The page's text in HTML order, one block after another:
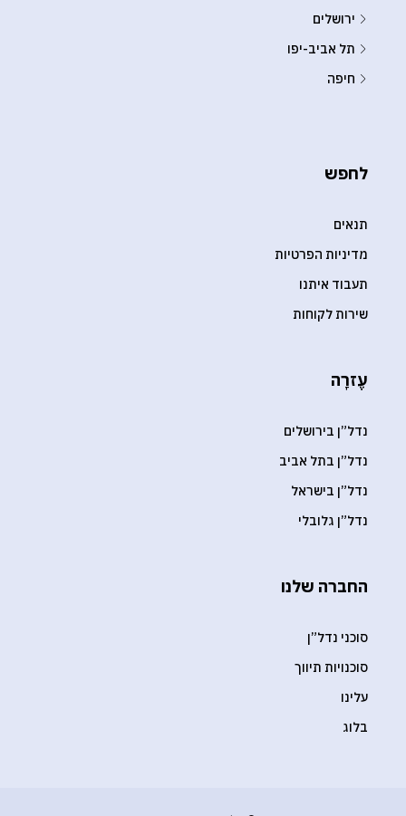
ירושלים
תל אביב-יפו
חיפה
לחפש
תנאים
מדיניות הפרטיות
תעבוד איתנו
שירות לקוחות
עֶזרָה
נדל”ן בירושלים
נדל”ן בתל אביב
נדל”ן בישראל
נדל”ן גלובלי
החברה שלנו
סוכני נדל”ן
סוכנויות תיווך
עלינו
בלוג